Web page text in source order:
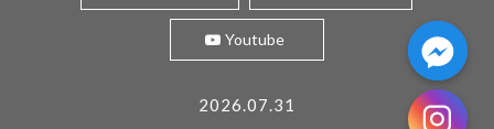
Youtube
2026.07.31